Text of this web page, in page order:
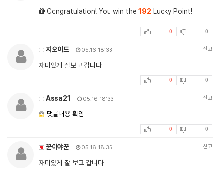
Congratulation! You win the 192 Lucky Point!
0 0
지오이드 05.16 18:33 신고
재미있게 잘보고 갑니다
0 0
Assa21 05.16 18:33 신고
댓글내용 확인
0 0
꾼이야꾼 05.16 18:35 신고
재미있게 잘 보고 갑니다